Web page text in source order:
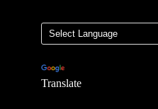
Translate